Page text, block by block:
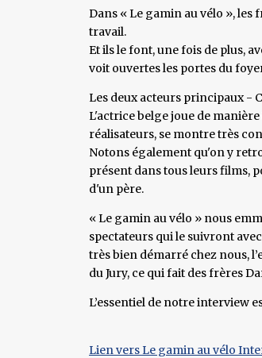
Dans « Le gamin au vélo »,
travail.
Et ils le font, une fois de plus,
voit ouvertes les portes du
Les deux acteurs principaux -
L'actrice belge joue de
réalisateurs, se montre très
Notons également qu'on y
présent dans tous leurs films,
d'un père.
« Le gamin au vélo » nous
spectateurs qui le suivront
très bien démarré chez nous,
du Jury, ce qui fait des frères
L’essentiel de notre interview
Lien vers Le gamin au vélo